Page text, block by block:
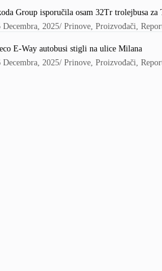
Group isporučila osam 32Tr trolejbusa za
Decembra, 2025/Prinove,Proizvođači,
E-Way autobusi stigli na ulice Milana
Decembra, 2025/Prinove,Proizvođači,